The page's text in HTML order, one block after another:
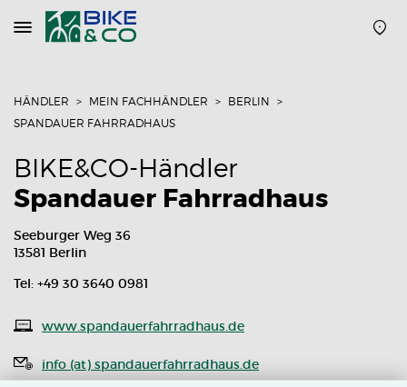
Navigation
öffnen
HÄNDLER MEIN FACHHÄNDLER
BERLIN
SPANDAUER FAHRRADHAUS
BIKE&CO-Händler
Spandauer Fahrradhaus
Seeburger Weg 36
13581 Berlin
Tel: +49 30 3640 0981
www.spandauerfahrradhaus.de
info (at) spandauerfahrradhaus.de